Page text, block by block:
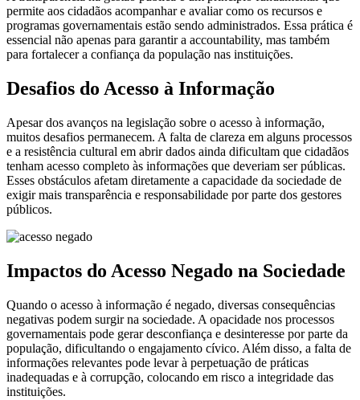
permite aos cidadãos acompanhar e avaliar como os recursos e
programas governamentais estão sendo administrados. Essa prática é
essencial não apenas para garantir a accountability, mas também
para fortalecer a confiança da população nas instituições.
Desafios do Acesso à Informação
Apesar dos avanços na legislação sobre o acesso à informação,
muitos desafios permanecem. A falta de clareza em alguns processos
e a resistência cultural em abrir dados ainda dificultam que cidadãos
tenham acesso completo às informações que deveriam ser públicas.
Esses obstáculos afetam diretamente a capacidade da sociedade de
exigir mais transparência e responsabilidade por parte dos gestores
públicos.
Impactos do Acesso Negado na Sociedade
Quando o acesso à informação é negado, diversas consequências
negativas podem surgir na sociedade. A opacidade nos processos
governamentais pode gerar desconfiança e desinteresse por parte da
população, dificultando o engajamento cívico. Além disso, a falta de
informações relevantes pode levar à perpetuação de práticas
inadequadas e à corrupção, colocando em risco a integridade das
instituições.